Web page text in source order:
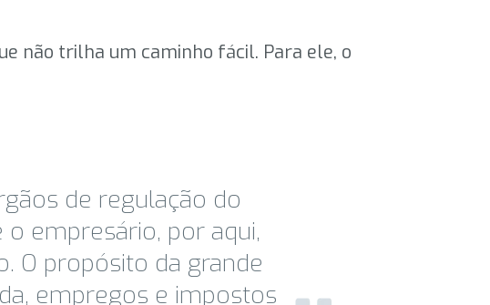
não trilha um caminho fácil. Para ele, o
de regulação do
empresário, por aqui,
O propósito da grande
empregos e impostos